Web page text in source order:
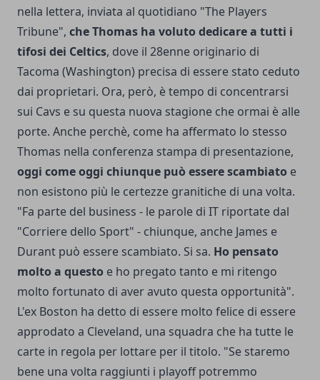
nella lettera, inviata al quotidiano "The Players
Tribune", che Thomas ha voluto dedicare a tutti i
tifosi dei Celtics, dove il 28enne originario di
Tacoma (Washington) precisa di essere stato ceduto
dai proprietari. Ora, però, è tempo di concentrarsi
sui Cavs e su questa nuova stagione che ormai è alle
porte. Anche perchè, come ha affermato lo stesso
Thomas nella conferenza stampa di presentazione,
oggi come oggi chiunque può essere scambiato e
non esistono più le certezze granitiche di una volta.
"Fa parte del business - le parole di IT riportate dal
"Corriere dello Sport" - chiunque, anche James e
Durant può essere scambiato. Si sa. Ho pensato
molto a questo e ho pregato tanto e mi ritengo
molto fortunato di aver avuto questa opportunità".
L'ex Boston ha detto di essere molto felice di essere
approdato a Cleveland, una squadra che ha tutte le
carte in regola per lottare per il titolo. "Se staremo
bene una volta raggiunti i playoff potremmo